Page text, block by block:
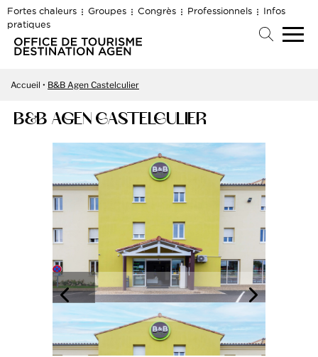
Fortes chaleurs Groupes Congrès Professionnels
Infos
pratiques
Accueil B&B Agen Castelculier
B&B AGEN CASTELCULIER